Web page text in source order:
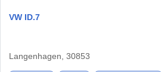
VW ID.7
Langenhagen, 30853